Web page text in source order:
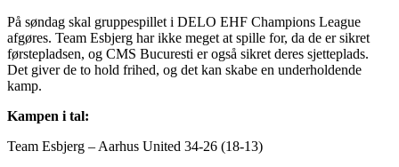
På søndag skal gruppespillet i DELO EHF Champions League
afgøres. Team Esbjerg har ikke meget at spille for, da de er sikret
førstepladsen, og CMS Bucuresti er også sikret deres sjetteplads.
Det giver de to hold frihed, og det kan skabe en underholdende
kamp.
Kampen i tal:
Team Esbjerg – Aarhus United 34-26 (18-13)